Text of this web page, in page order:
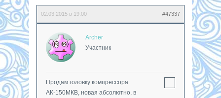
02.03.2015 в 19:00 #47337
Archer
Участник
Продам головку компрессора
АК-150МКВ, новая абсолютно, в